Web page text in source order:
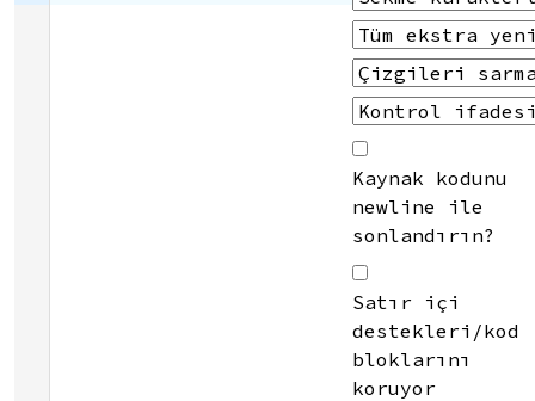
Kaynak kodunu
newline ile
sonlandırın?
Satır içi
destekleri/kod
bloklarını
koruyor